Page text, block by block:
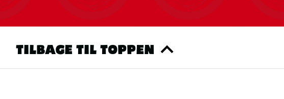
TILBAGE TIL TOPPEN